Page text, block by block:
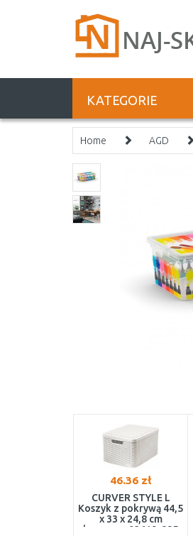
KATEGORIE
Home AGD
46.36 zł
CURVER STYLE L
Koszyk z pokrywą 44,5
x 33 x 24,8 cm
kremowy 03619-885